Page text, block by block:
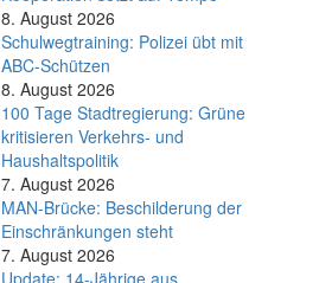
8. August 2026
Schul­weg­trai­ning: Poli­zei übt mit
ABC-Schüt­zen
8. August 2026
100 Tage Stadtregierung: Grüne
kritisieren Verkehrs- und
Haushaltspolitik
7. August 2026
MAN-Brücke: Beschilderung der
Einschränkungen steht
7. August 2026
Update: 14-Jährige aus